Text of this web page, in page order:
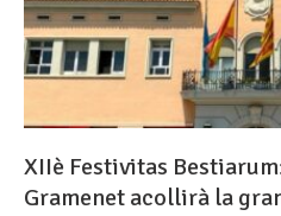
XIIè Festivitas
Gramenet acollirà la